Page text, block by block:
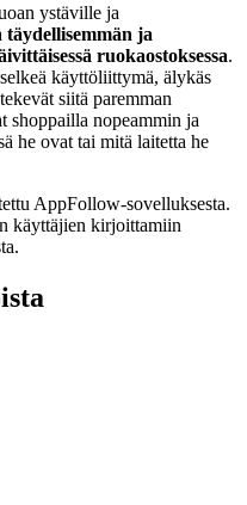
ystäville ja
täydellisemmän ja
ruokaostoksessa.
käyttöliittymä, älykäs
siitä paremman
shoppailla nopeammin ja
he ovat tai mitä laitetta he
AppFollow-sovelluksesta.
käyttäjien kirjoittamiin